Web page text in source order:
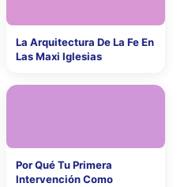
La Arquitectura De La Fe En
Las Maxi Iglesias
Por Qué Tu Primera
Intervención Como